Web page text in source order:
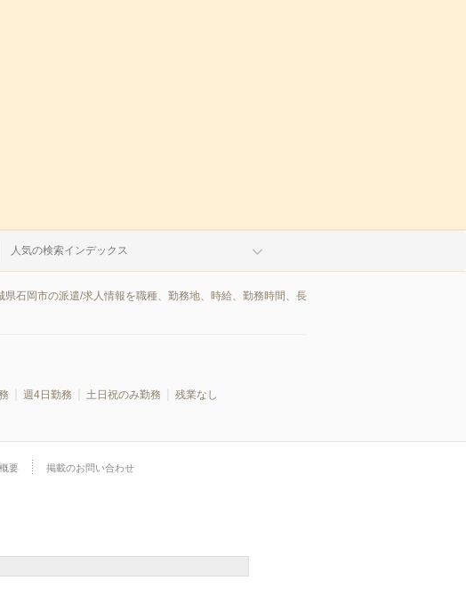
人気の検索インデックス
石岡市の派遣/求人情報を職種、勤務地、時給、勤務時間、長
週4日勤務 土日祝のみ勤務
残業なし
要 掲載のお問い合わせ